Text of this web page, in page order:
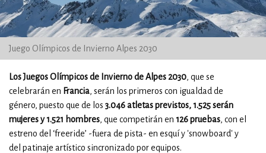
Juego Olímpicos de Invierno Alpes 2030
Los Juegos Olímpicos de Invierno de Alpes 2030, que se
celebrarán en Francia, serán los primeros con igualdad de
género, puesto que de los 3.046 atletas previstos, 1.525 serán
mujeres y 1.521 hombres, que competirán en 126 pruebas, con el
estreno del ‘freeride’ -fuera de pista- en esquí y 'snowboard' y
del patinaje artístico sincronizado por equipos.